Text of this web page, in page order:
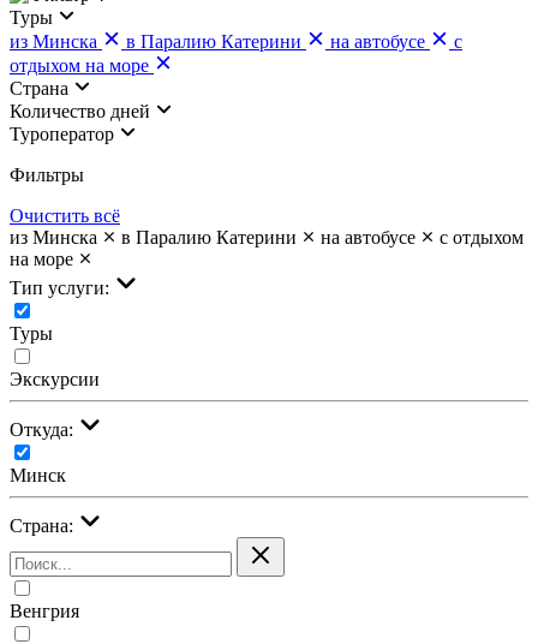
Туры
из Минска
в Паралию Катерини на автобусе
с
отдыхом на море
Страна
Количество дней
Туроператор
Фильтры
Очистить всё
из Минска
в Паралию Катерини на автобусе
с отдыхом
на море
Тип услуги:
Туры
Экскурсии
Откуда:
Минск
Страна:
Венгрия